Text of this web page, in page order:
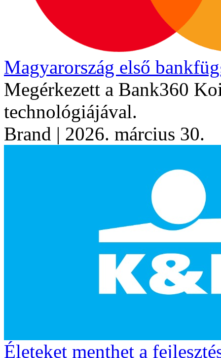
Magyarország első
Megérkezett a Bank360
technológiájával.
Brand | 2026. március 30.
Életeket menthet a